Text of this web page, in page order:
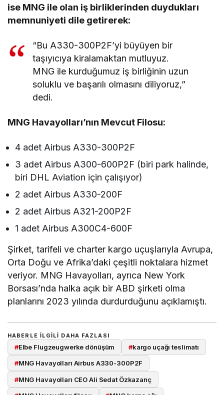
ise MNG ile olan iş birliklerinden duydukları
memnuniyeti dile getirerek:
“Bu A330-300P2F’yi büyüyen bir
taşıyıcıya kiralamaktan mutluyuz.
MNG ile kurduğumuz iş birliğinin uzun
soluklu ve başarılı olmasını diliyoruz,”
dedi.
MNG Havayolları’nın Mevcut Filosu:
4 adet Airbus A330-300P2F
3 adet Airbus A300-600P2F (biri park halinde,
biri DHL Aviation için çalışıyor)
2 adet Airbus A330-200F
2 adet Airbus A321-200P2F
1 adet Airbus A300C4-600F
Şirket, tarifeli ve charter kargo uçuşlarıyla Avrupa,
Orta Doğu ve Afrika’daki çeşitli noktalara hizmet
veriyor. MNG Havayolları, ayrıca New York
Borsası’nda halka açık bir ABD şirketi olma
planlarını 2023 yılında durdurduğunu açıklamıştı.
HABERLE ILGILI DAHA FAZLASI
#Elbe Flugzeugwerke dönüşüm #kargo uçağı teslimatı
#MNG Havayolları Airbus A330-300P2F
#MNG Havayolları CEO Ali Sedat Özkazanç